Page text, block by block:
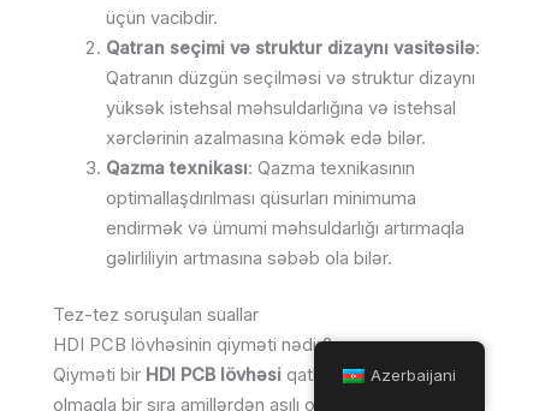
üçün vacibdir.
Qatran seçimi və struktur dizaynı vasitəsilə:
Qatranın düzgün seçilməsi və struktur dizaynı
yüksək istehsal məhsuldarlığına və istehsal
xərclərinin azalmasına kömək edə bilər.
Qazma texnikası: Qazma texnikasının
optimallaşdırılması qüsurları minimuma
endirmək və ümumi məhsuldarlığı artırmaqla
gəlirliliyin artmasına səbəb ola bilər.
Tez-tez soruşulan suallar
HDI PCB lövhəsinin qiyməti nədir?
Qiyməti bir HDI PCB lövhəsi qatların sayı da daxil
olmaqla bir sıra amillərdən asılı olaraq dəyişir,
Azerbaijani